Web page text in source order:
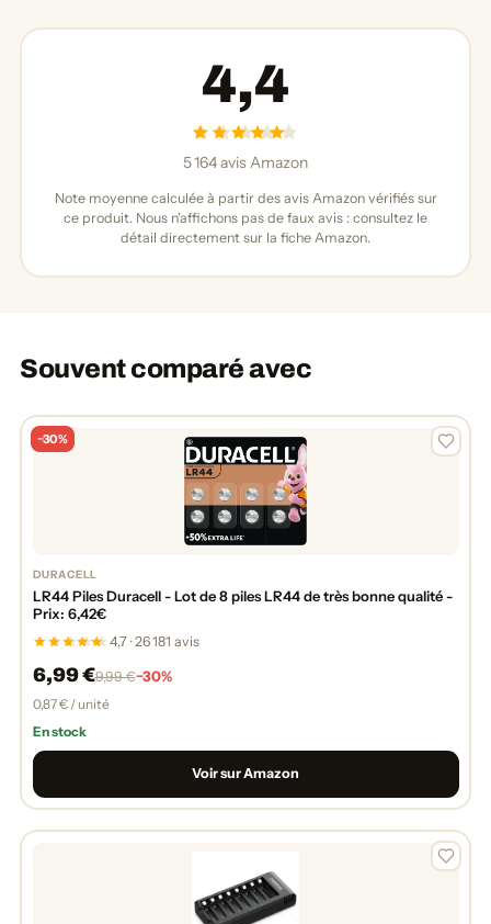
4,4
5 164 avis Amazon
Note moyenne calculée à partir des avis Amazon vérifiés sur
ce produit. Nous n'affichons pas de faux avis : consultez le
détail directement sur la fiche Amazon.
Souvent comparé avec
−30%
DURACELL
LR44 Piles Duracell - Lot de 8 piles LR44 de très bonne qualité -
Prix: 6,42€
4,7 · 26 181 avis
6,99 €9,99 €−30%
0,87 € / unité
En stock
Voir sur Amazon